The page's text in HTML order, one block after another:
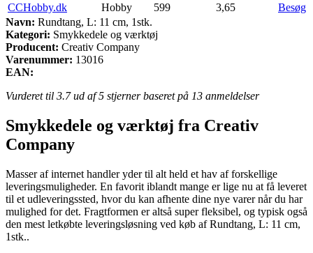
CCHobby.dk
Hobby 599 3,65
Besøg
Navn: Rundtang, L: 11 cm, 1stk.
Kategori: Smykkedele og værktøj
Producent: Creativ Company
Varenummer: 13016
EAN:
Vurderet til 3.7ud af 5 stjerner baseret på 13 anmeldelser
Smykkedele og værktøj fra Creativ
Company
Masser af internet handler yder til alt held et hav af forskellige
leveringsmuligheder. En favorit iblandt mange er lige nu at få leveret
til et udleveringssted, hvor du kan afhente dine nye varer når du har
mulighed for det. Fragtformen er altså super fleksibel, og typisk også
den mest letkøbte leveringsløsning ved køb af Rundtang, L: 11 cm,
1stk..